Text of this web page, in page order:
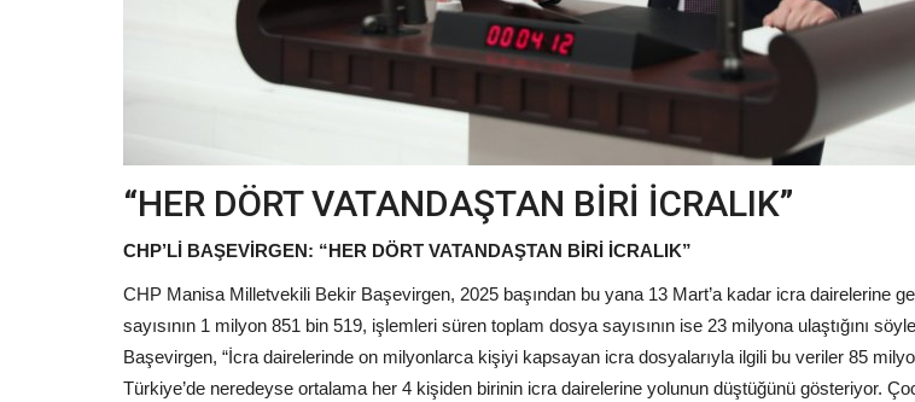
“HER DÖRT VATANDAŞTAN BİRİ İCRALIK”
CHP’Lİ BAŞEVİRGEN: “HER DÖRT VATANDAŞTAN BİRİ İCRALIK”
CHP Manisa Milletvekili Bekir Başevirgen, 2025 başından bu yana 13 Mart’a kadar icra dairelerine
sayısının 1 milyon 851 bin 519, işlemleri süren toplam dosya sayısının ise 23 milyona ulaştığını
Başevirgen, “İcra dairelerinde on milyonlarca kişiyi kapsayan icra dosyalarıyla ilgili bu veriler 85
Türkiye’de neredeyse ortalama her 4 kişiden birinin icra dairelerine yolunun düştüğünü gösteriyor.